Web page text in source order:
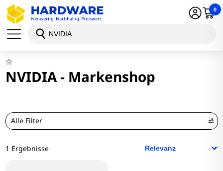
0
NVIDIA - Markenshop
Alle Filter
1 Ergebnisse